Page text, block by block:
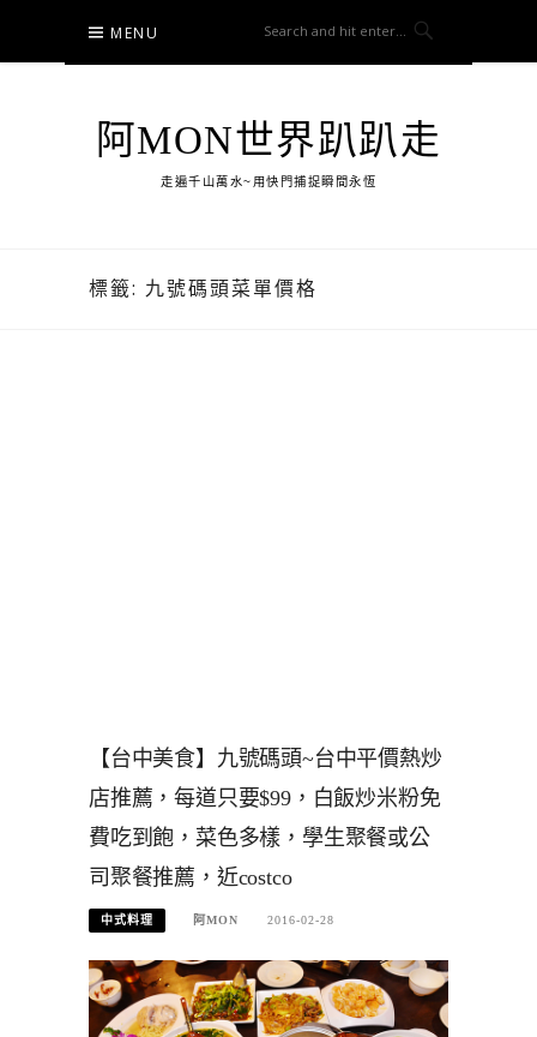
content
MENU
阿MON世界趴趴走
走遍千山萬水~用快門捕捉瞬間永恆
標籤: 九號碼頭菜單價格
【台中美食】九號碼頭~台中平價熱炒
店推薦，每道只要$99，白飯炒米粉免
費吃到飽，菜色多樣，學生聚餐或公
司聚餐推薦，近costco
中式料理 阿MON 2016-02-28